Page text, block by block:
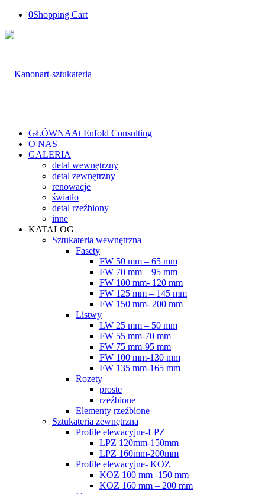
0Shopping Cart
GŁÓWNAAt Enfold Consulting
O NAS
GALERIA
detal wewnętrzny
detal zewnętrzny
renowacje
światło
detal rzeźbiony
inne
KATALOG
Sztukateria wewnętrzna
Fasety
FW 50 mm – 65 mm
FW 70 mm – 95 mm
FW 100 mm- 120 mm
FW 125 mm – 145 mm
FW 150 mm- 200 mm
Listwy
LW 25 mm – 50 mm
FW 55 mm-70 mm
FW 75 mm-95 mm
FW 100 mm-130 mm
FW 135 mm-165 mm
Rozety
proste
rzeźbione
Elementy rzeźbione
Sztukateria zewnętrzna
Profile elewacyjne-LPZ
LPZ 120mm-150mm
LPZ 160mm-200mm
Profile elewacyjne- KOZ
KOZ 100 mm -150 mm
KOZ 160 mm – 200 mm